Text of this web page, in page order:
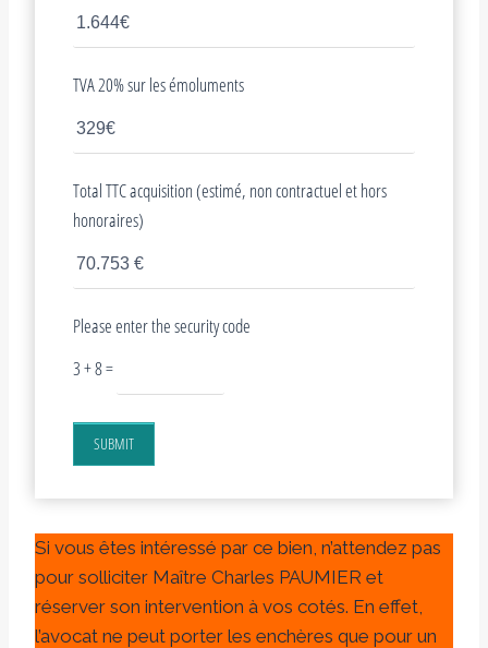
TVA 20% sur les émoluments
Total TTC acquisition (estimé, non contractuel et hors
honoraires)
Please enter the security code
3 + 8 =
SUBMIT
Si vous êtes intéressé par ce bien, n’attendez pas
pour solliciter Maître Charles PAUMIER et
réserver son intervention à vos cotés. En effet,
l’avocat ne peut porter les enchères que pour un